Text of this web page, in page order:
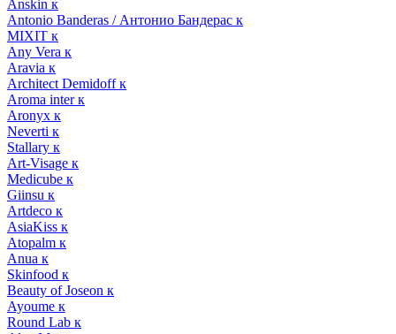
Anskin к
Antonio Banderas / Антонио Бандерас к
MIXIT к
Any Vera к
Aravia к
Architect Demidoff к
Aroma inter к
Aronyx к
Neverti к
Stallary к
Art-Visage к
Medicube к
Giinsu к
Artdeco к
AsiaKiss к
Atopalm к
Anua к
Skinfood к
Beauty of Joseon к
Ayoume к
Round Lab к